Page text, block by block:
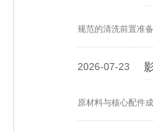
规范的清洗前置准
机的清洗洁净度与
2026-07-23
原材料与核心配件
泡塑设备投入成本